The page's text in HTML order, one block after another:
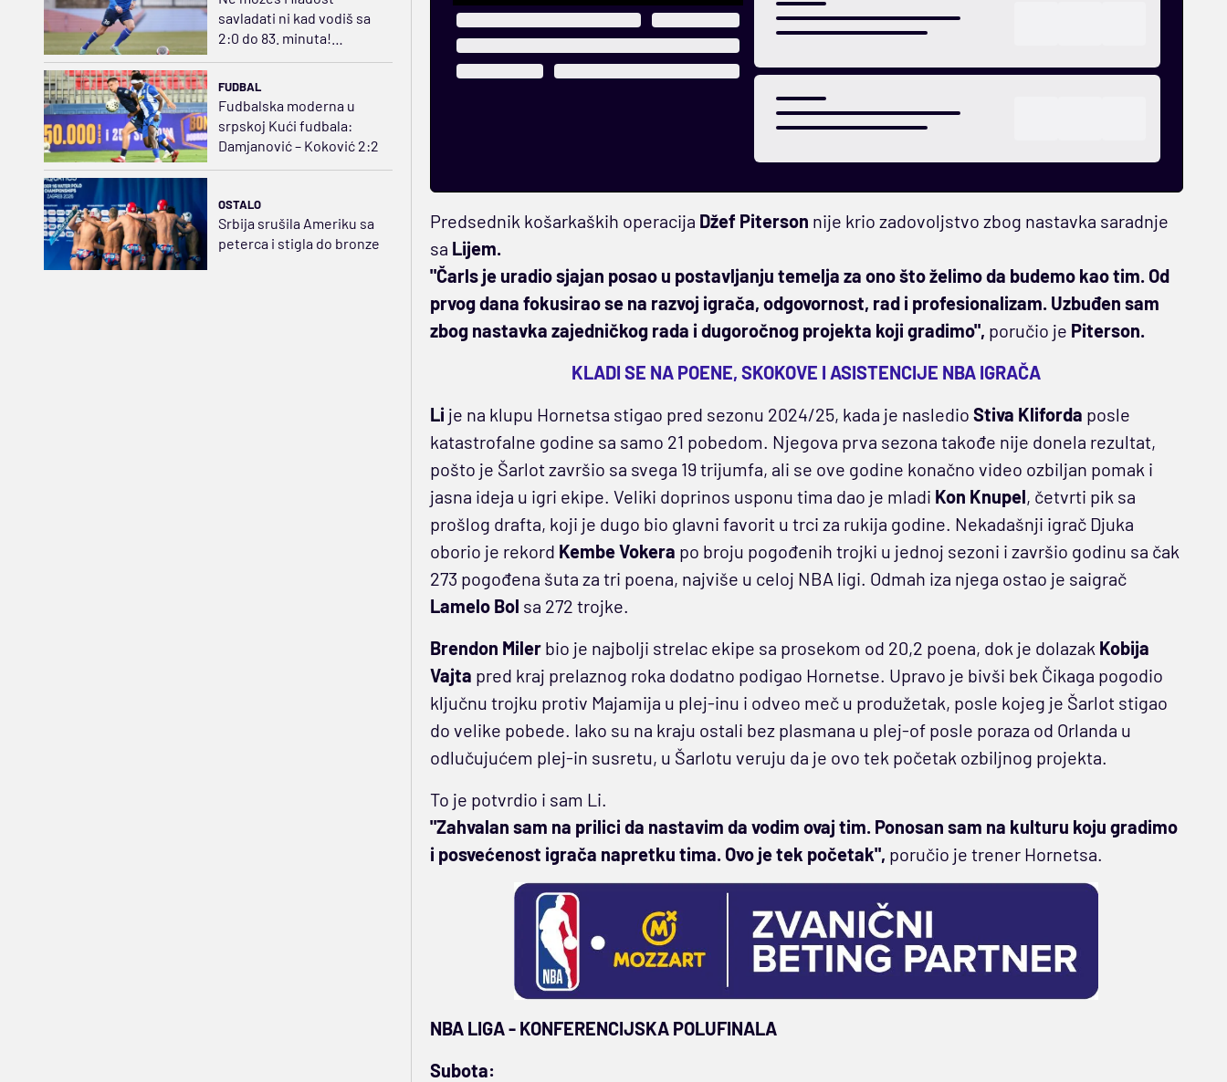
savladati ni kad vodiš sa
2:0 do 83. minuta!
Ćirković sprečio Čukin
FUDBAL
Fudbalska moderna u
srpskoj Kući fudbala:
Damjanović – Koković 2:2
OSTALO
Srbija srušila Ameriku sa
peterca i stigla do bronze
Predsednik košarkaških operacija Džef Piterson nije krio zadovoljstvo zbog nastavka saradnje
sa Lijem.
"Čarls je uradio sjajan posao u postavljanju temelja za ono što želimo da budemo kao tim. Od
prvog dana fokusirao se na razvoj igrača, odgovornost, rad i profesionalizam. Uzbuđen sam
zbog nastavka zajedničkog rada i dugoročnog projekta koji gradimo", poručio je Piterson.
KLADI SE NA POENE, SKOKOVE I ASISTENCIJE NBA IGRAČA
Li je na klupu Hornetsa stigao pred sezonu 2024/25, kada je nasledio Stiva Kliforda posle
katastrofalne godine sa samo 21 pobedom. Njegova prva sezona takođe nije donela rezultat,
pošto je Šarlot završio sa svega 19 trijumfa, ali se ove godine konačno video ozbiljan pomak i
jasna ideja u igri ekipe. Veliki doprinos usponu tima dao je mladi Kon Knupel, četvrti pik sa
prošlog drafta, koji je dugo bio glavni favorit u trci za rukija godine. Nekadašnji igrač Djuka
oborio je rekord Kembe Vokera po broju pogođenih trojki u jednoj sezoni i završio godinu sa čak
273 pogođena šuta za tri poena, najviše u celoj NBA ligi. Odmah iza njega ostao je saigrač
Lamelo Bol sa 272 trojke.
Brendon Milerbio je najbolji strelac ekipe sa prosekom od 20,2 poena, dok je dolazak Kobija
Vajta pred kraj prelaznog roka dodatno podigao Hornetse. Upravo je bivši bek Čikaga pogodio
ključnu trojku protiv Majamija u plej-inu i odveo meč u produžetak, posle kojeg je Šarlot stigao
do velike pobede. Iako su na kraju ostali bez plasmana u plej-of posle poraza od Orlanda u
odlučujućem plej-in susretu, u Šarlotu veruju da je ovo tek početak ozbiljnog projekta.
To je potvrdio i sam Li.
"Zahvalan sam na prilici da nastavim da vodim ovaj tim. Ponosan sam na kulturu koju gradimo
i posvećenost igrača napretku tima. Ovo je tek početak", poručio je trener Hornetsa.
NBA LIGA - KONFERENCIJSKA POLUFINALA
Subota: